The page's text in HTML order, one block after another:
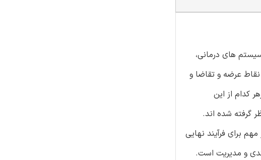
های درمانی،
عرضه و تقاضا و
کدام از این
گرفته شده اند.
برای فرآیند نهایی
و مدیریت است.